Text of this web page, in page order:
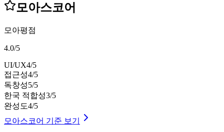
모아스코어
모아평점
4.0/5
UI/UX4/5
접근성4/5
독창성5/5
한국 적합성3/5
완성도4/5
모아스코어 기준 보기